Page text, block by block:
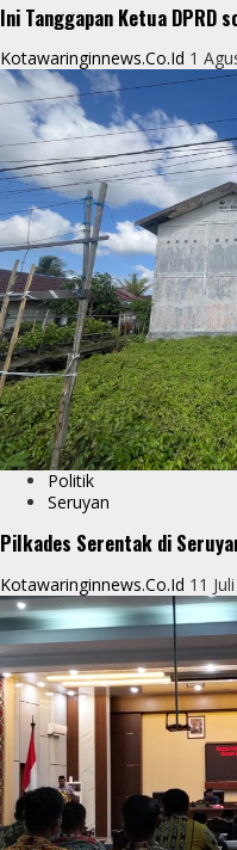
Ini Tanggapan Ketua DPRD
Kotawaringinnews.co.id 1
Politik
Seruyan
Pilkades Serentak di
Kotawaringinnews.co.id 11